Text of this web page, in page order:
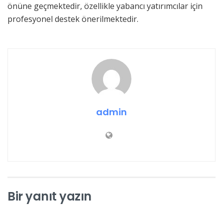
önüne geçmektedir, özellikle yabancı yatırımcılar için
profesyonel destek önerilmektedir.
admin
Bir yanıt yazın